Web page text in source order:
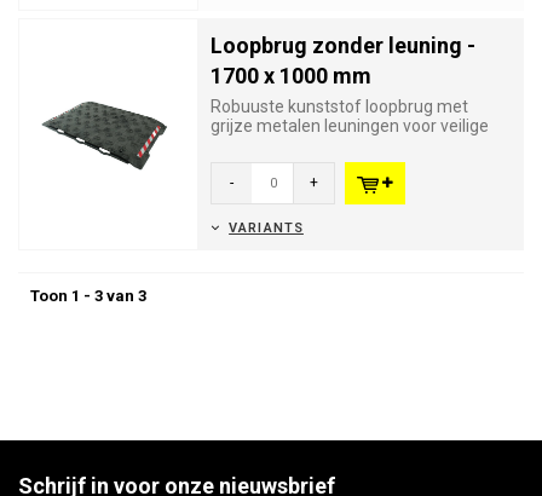
Loopbrug zonder leuning -
1700 x 1000 mm
Robuuste kunststof loopbrug met
grijze metalen leuningen voor veilige
- +
VARIANTS
Toon 1 - 3 van 3
Schrijf in voor onze nieuwsbrief